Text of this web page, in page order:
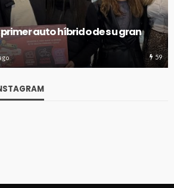
auto híbrido de su gran
59